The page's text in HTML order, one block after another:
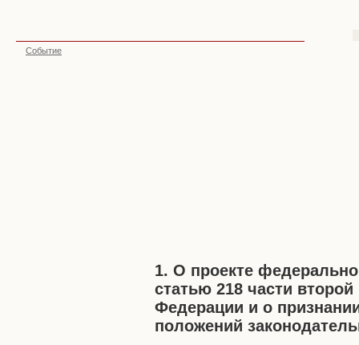
Событие
1. О проекте
статью 218 части
Федерации и о
положений